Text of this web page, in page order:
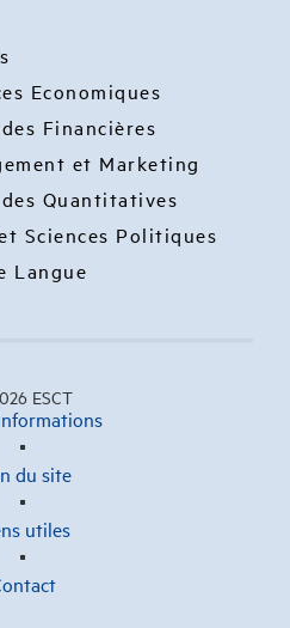
Economiques
Financières
et Marketing
Quantitatives
Sciences Politiques
Langue
ESCT
du site
utiles